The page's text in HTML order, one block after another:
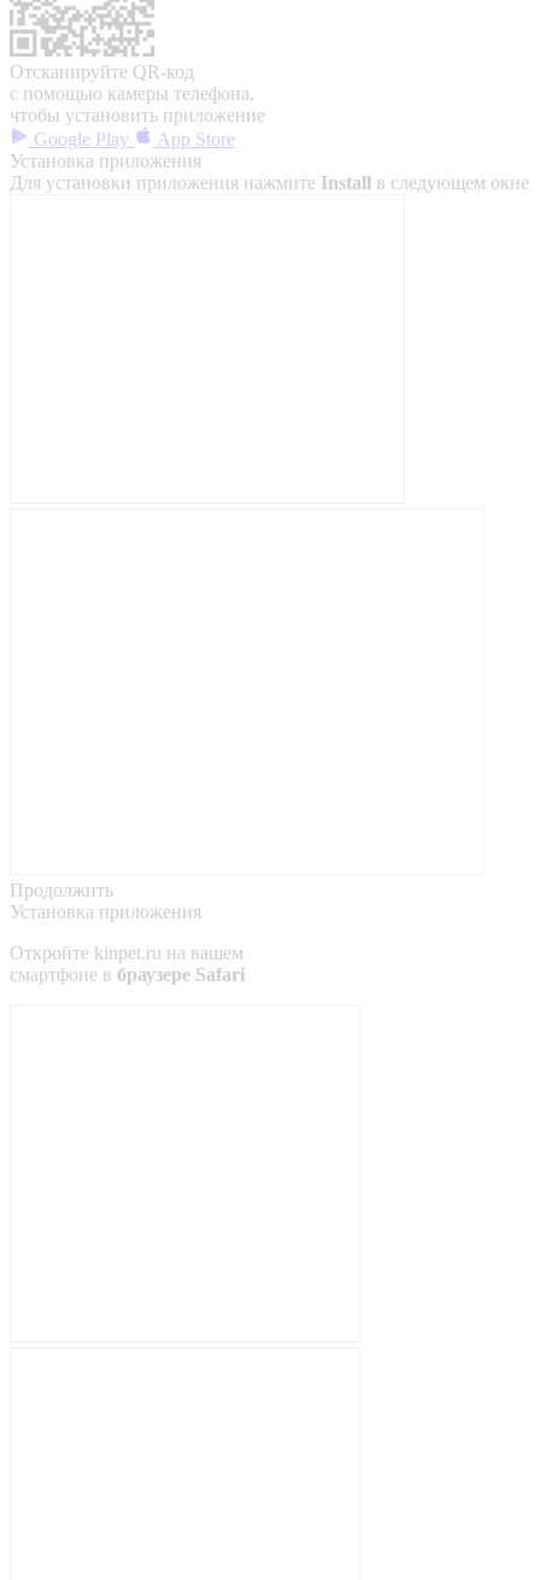
Отсканируйте QR-код
с помощью камеры телефона,
чтобы установить приложение
Google Play
App Store
Установка приложения
Для установки приложения нажмите Install в следующем окне
Продолжить
Установка приложения
Откройте kinpet.ru на вашем
смартфоне в браузере Safari